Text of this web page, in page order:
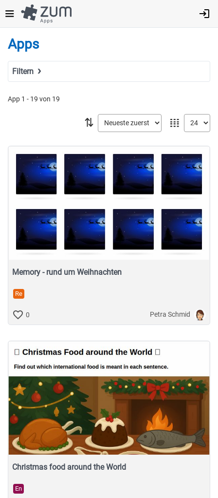
zum
Inhalt
Apps
Filtern
Fach
MINT
Sprachen
Geistes- & Sozialwissenschaften
Musische Fächer & Sport
Berufliche Bildung
Sonstiges
App 1 - 19 von 19
𝍖
⇅
Memory - rund um Weihnachten
Re
0 Petra Schmid
Christmas food around the World
En